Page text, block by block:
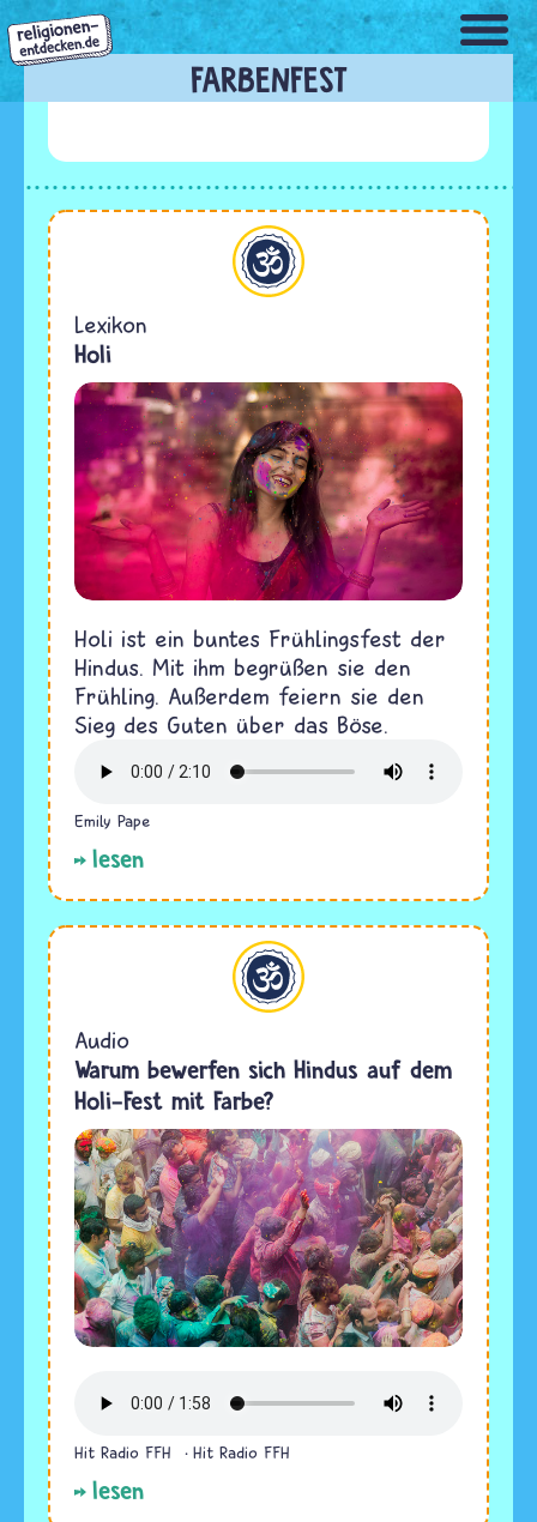
Direkt
zum
Inhalt
FARBENFEST
Hinduismus
Lexikon
Holi
Holi ist ein buntes Frühlingsfest der
Hindus. Mit ihm begrüßen sie den
Frühling. Außerdem feiern sie den
Sieg des Guten über das Böse.
Emily Pape
lesen
Hinduismus
Audio
Warum bewerfen sich Hindus auf dem
Holi-Fest mit Farbe?
Hit Radio FFH Hit Radio FFH
lesen